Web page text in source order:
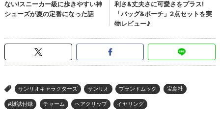
> サンリオキャラクターズ サンリオ ブランドムック 宝島社
#雑誌付録 チャーム ヘアクリップ イヤリング